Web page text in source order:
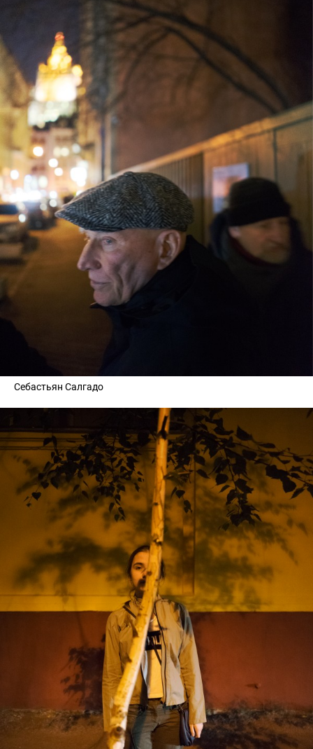
Себастьян Салгадо